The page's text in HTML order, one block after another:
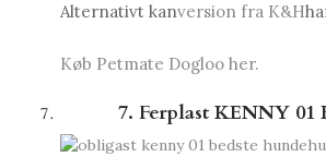
Alternativt kanversion fra K&H
Køb Petmate Dogloo her.
7. Ferplast KENNY 01